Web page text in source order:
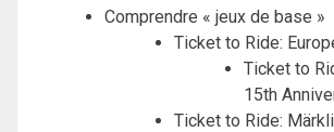
Comprendre « jeux de base »
Ticket to Ride:
Ticket to
15th
Ticket to Ride: